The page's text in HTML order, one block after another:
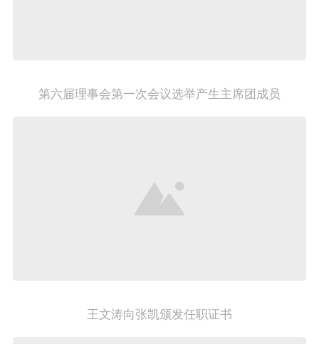
第六届理事会第一次会议选举产生主席团成员
王文涛向张凯颁发任职证书